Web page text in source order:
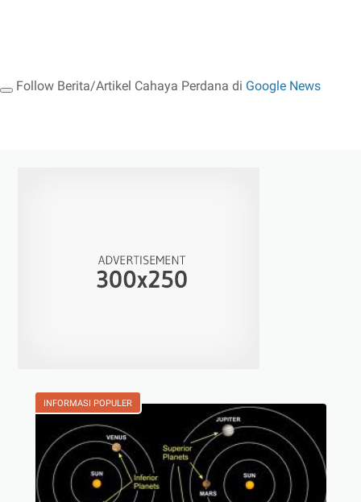
Follow Berita/Artikel Cahaya Perdana di Google News
INFORMASI POPULER